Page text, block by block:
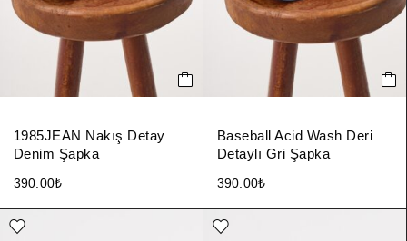
1985JEAN Nakış Detay
Denim Şapka
390.00₺
Baseball Acid Wash Deri
Detaylı Gri Şapka
390.00₺